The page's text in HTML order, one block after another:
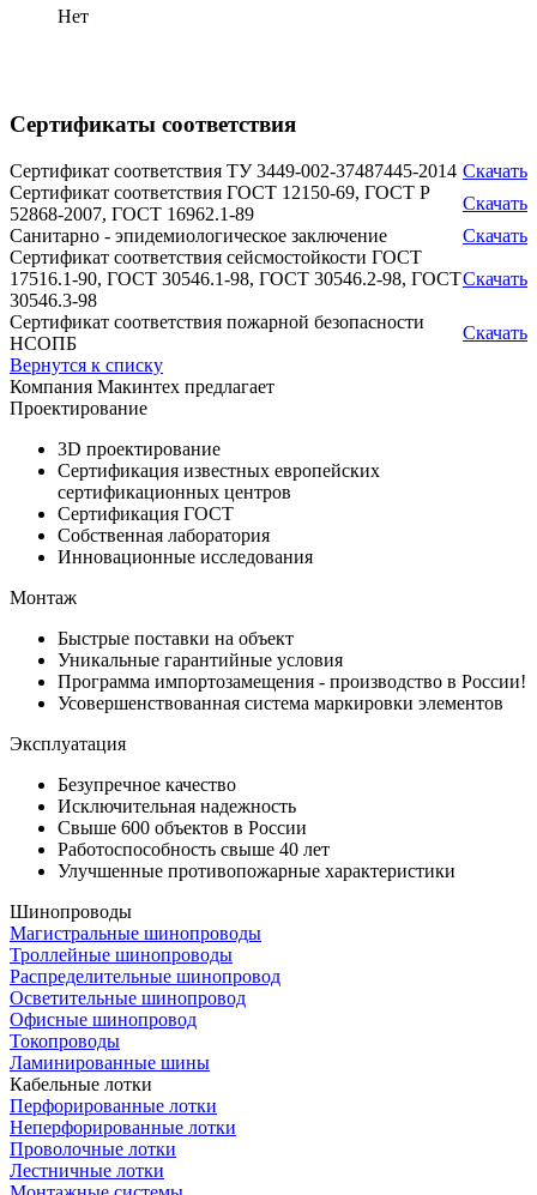
Нет
Сертификаты соответствия
Сертификат соответствия ТУ 3449-002-37487445-2014 Скачать
Сертификат соответствия ГОСТ 12150-69, ГОСТ Р
52868-2007, ГОСТ 16962.1-89
Скачать
Санитарно - эпидемиологическое заключение
Скачать
Сертификат соответствия сейсмостойкости ГОСТ
17516.1-90, ГОСТ 30546.1-98, ГОСТ 30546.2-98, ГОСТ
30546.3-98
Скачать
Сертификат соответствия пожарной безопасности
НСОПБ
Скачать
Вернутся к списку
Компания Макинтеx предлагает
Проектирование
3D проектирование
Сертификация известныx европейскиx
сертификационныx центров
Сертификация ГОСТ
Собственная лаборатория
Инновационные исследования
Монтаж
Быстрые поставки на объект
Уникальные гарантийные условия
Программа импортозамещения - производство в России!
Усовершенствованная система маркировки элементов
Эксплуатация
Безупречное качество
Исключительная надежность
Свыше 600 объектов в России
Работоспособность свыше 40 лет
Улучшенные противопожарные xарактеристики
Шинопроводы
Магистральные шинопроводы
Троллейные шинопроводы
Распределительные шинопровод
Осветительные шинопровод
Офисные шинопровод
Токопроводы
Ламинированные шины
Кабельные лотки
Перфорированные лотки
Неперфорированные лотки
Проволочные лотки
Лестничные лотки